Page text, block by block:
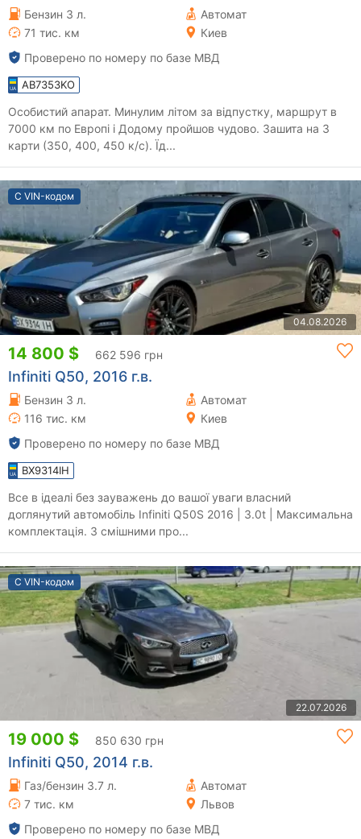
Бензин 3 л.
Автомат
71 тис. км
Киев
Проверено по номеру по базе МВД
AB7353KO
Особистий апарат. Минулим літом за відпустку, маршрут в
7000 км по Европі і Додому пройшов чудово. Зашита на 3
карти (350, 400, 450 к/с). Їд...
С VIN-кодом
04.08.2026
14 800 $ 662 596 грн
Infiniti Q50, 2016 г.в.
Бензин 3 л.
Автомат
116 тис. км
Киев
Проверено по номеру по базе МВД
BX9314IH
Все в ідеалі без зауважень до вашої уваги власний
доглянутий автомобіль Infiniti Q50S 2016 | 3.0t | Максимальна
комплектація. З смішними про...
С VIN-кодом
22.07.2026
19 000 $ 850 630 грн
Infiniti Q50, 2014 г.в.
Газ/бензин 3.7 л.
Автомат
7 тис. км
Львов
Проверено по номеру по базе МВД